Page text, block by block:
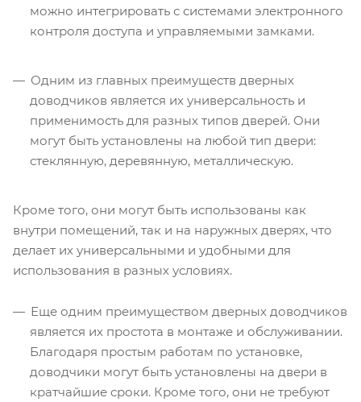
можно интегрировать с системами электронного
контроля доступа и управляемыми замками.
Одним из главных преимуществ дверных
доводчиков является их универсальность и
применимость для разных типов дверей. Они
могут быть установлены на любой тип двери:
стеклянную, деревянную, металлическую.
Кроме того, они могут быть использованы как
внутри помещений, так и на наружных дверях, что
делает их универсальными и удобными для
использования в разных условиях.
Еще одним преимуществом дверных доводчиков
является их простота в монтаже и обслуживании.
Благодаря простым работам по установке,
доводчики могут быть установлены на двери в
кратчайшие сроки. Кроме того, они не требуют